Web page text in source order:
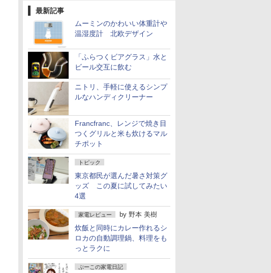
最新記事
ムーミンのかわいい体重計や
温湿度計 北欧デザイン
「ふらつくビアグラス」水と
ビール交互に飲む
ニトリ、手軽に使えるシンプ
ルなハンディクリーナー
Francfranc、レンジで焼き目
つくグリルと米も炊けるマル
チポット
トピック
東京都民が選んだ暑さ対策グ
ッズ この夏に試してみたい
4選
家電レビュー by 野本 美樹
炊飯と同時にカレー作れるシ
ロカの自動調理鍋、料理をも
っとラクに
ぷーこの家電日記